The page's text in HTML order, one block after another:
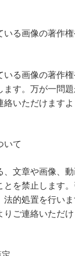
いる画像の著作
いる画像の著作
ます。万が一問
絡いただけます
いて
、文章や画像、
を禁止します。
法的処置を行い
りご連絡いただ